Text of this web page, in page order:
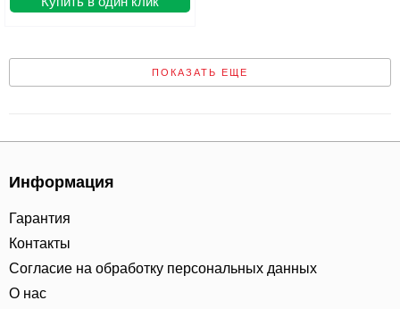
ПОКАЗАТЬ ЕЩЕ
Информация
Гарантия
Контакты
Согласие на обработку персональных данных
О нас